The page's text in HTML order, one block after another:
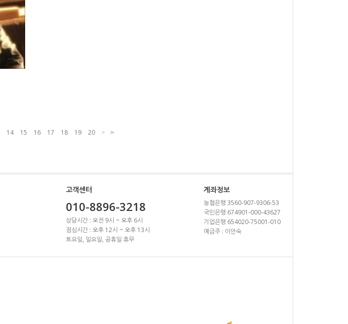
14 15 16 17 18 19 20 > >>
고객센터
010-8896-3218
상담시간 : 오전 9시 ~ 오후 6시
점심시간 : 오후 12시 ~ 오후 13시
토요일, 일요일, 공휴일 휴무
계좌정보
농협은행 3560-907-9306-53
국민은행 674901-000-43627
기업은행 654020-75001-010
예금주 : 이안숙